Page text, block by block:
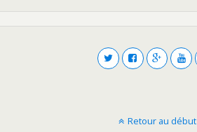
Retour au début